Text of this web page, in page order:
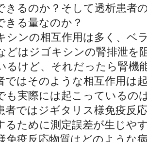
きるのか？そして透析患者
きる量なのか？
シンの相互作用は多く、ベ
どはジゴキシンの腎排泄を
るけど、それだったら腎機
ではそのような相互作用は
も実際には起こっているの
者ではジギタリス様免疫反
るために測定誤差が生じや
免疫反応物質はどのような